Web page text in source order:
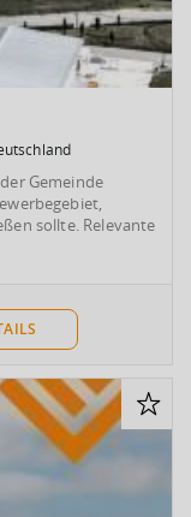
Gemeinde
sollte. Relevante